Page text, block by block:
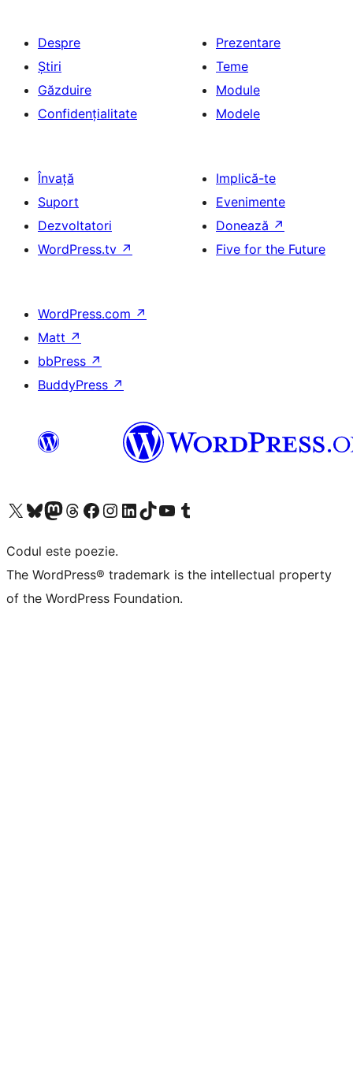
Despre
Știri
Găzduire
Confidențialitate
Prezentare
Teme
Module
Modele
Învață
Suport
Dezvoltatori
WordPress.tv ↗
Implică-te
Evenimente
Donează ↗
Five for the Future
WordPress.com ↗
Matt ↗
bbPress ↗
BuddyPress ↗
Mergi la contul nostru X (fost Twitter)
Vizitează contul nostru Bluesky
Vizitează contul nostru Mastodon
Vizitează contul nostru Threads
Vizitează pagina noastră Facebook
Vizitează-ne pe Instagram
Vizitează-ne pe LinkedIn
Vizitează contul nostru TikTok
Vizitează canalul nostru YouTube
Vizitează contul nostru Tumblr
Codul este poezie.
The WordPress® trademark is the intellectual property
of the WordPress Foundation.